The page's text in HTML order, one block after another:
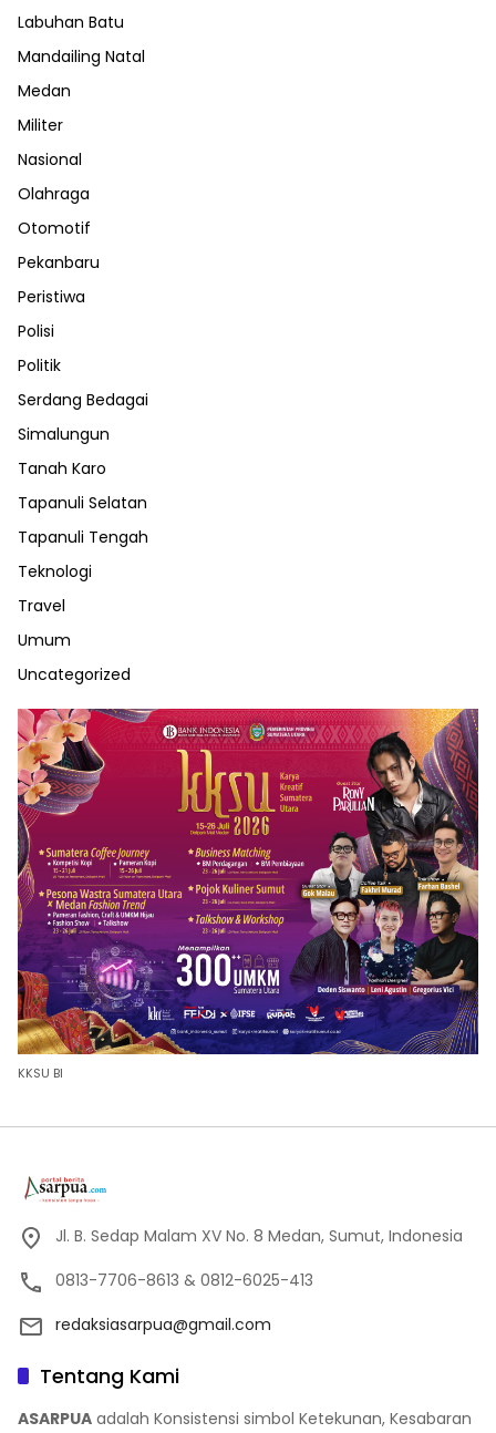
Labuhan Batu
Mandailing Natal
Medan
Militer
Nasional
Olahraga
Otomotif
Pekanbaru
Peristiwa
Polisi
Politik
Serdang Bedagai
Simalungun
Tanah Karo
Tapanuli Selatan
Tapanuli Tengah
Teknologi
Travel
Umum
Uncategorized
KKSU BI
Jl. B. Sedap Malam XV No. 8 Medan, Sumut, Indonesia
0813-7706-8613 & 0812-6025-413
redaksiasarpua@gmail.com
Tentang Kami
ASARPUA adalah Konsistensi simbol Ketekunan, Kesabaran